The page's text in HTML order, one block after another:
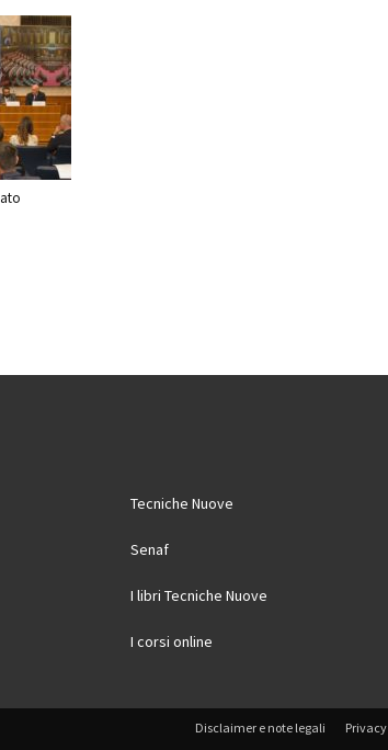
Tecniche Nuove
Senaf
I libri Tecniche Nuove
I corsi online
Disclaimer e note legali Privacy